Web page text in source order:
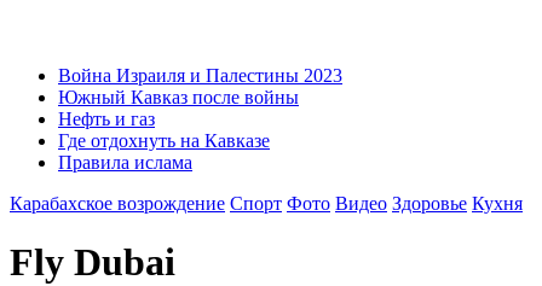
Война Израиля и Палестины 2023
Южный Кавказ после войны
Нефть и газ
Где отдохнуть на Кавказе
Правила ислама
Карабахское возрождение Спорт Фото Видео Здоровье Кухня
Fly Dubai